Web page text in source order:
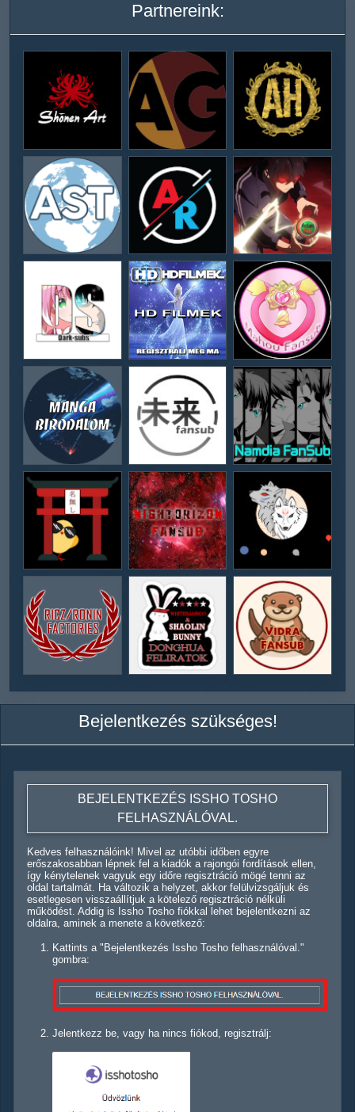
Partnereink:
Bejelentkezés szükséges!
BEJELENTKEZÉS ISSHO TOSHO
FELHASZNÁLÓVAL.
Kedves felhasználóink! Mivel az utóbbi időben egyre
erőszakosabban lépnek fel a kiadók a rajongói fordítások ellen,
így kénytelenek vagyuk egy időre regisztráció mögé tenni az
oldal tartalmát. Ha változik a helyzet, akkor felülvizsgáljuk és
esetlegesen visszaállítjuk a kötelező regisztráció nélküli
működést. Addig is Issho Tosho fiókkal lehet bejelentkezni az
oldalra, aminek a menete a következő:
Kattints a "Bejelentkezés Issho Tosho felhasználóval."
gombra:
Jelentkezz be, vagy ha nincs fiókod, regisztrálj: